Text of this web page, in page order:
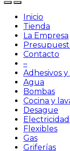
Inicio
Tienda
La Empresa
Contacto
–
Adhesivos
Agua
Bombas
Cocina y
Desague
Electricidad
Flexibles
Gas
Griferías